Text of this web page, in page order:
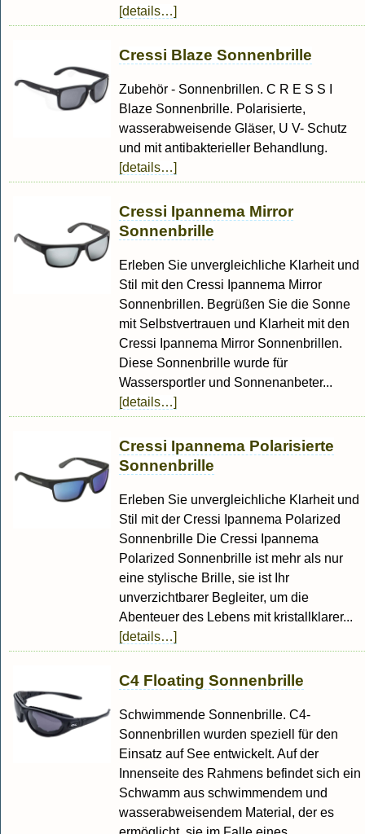
[details…]
Cressi Blaze Sonnenbrille
Zubehör - Sonnenbrillen. C R E S S I
Blaze Sonnenbrille. Polarisierte,
wasserabweisende Gläser, U V- Schutz
und mit antibakterieller Behandlung.
[details…]
Cressi Ipannema Mirror
Sonnenbrille
Erleben Sie unvergleichliche Klarheit und
Stil mit den Cressi Ipannema Mirror
Sonnenbrillen. Begrüßen Sie die Sonne
mit Selbstvertrauen und Klarheit mit den
Cressi Ipannema Mirror Sonnenbrillen.
Diese Sonnenbrille wurde für
Wassersportler und Sonnenanbeter...
[details…]
Cressi Ipannema Polarisierte
Sonnenbrille
Erleben Sie unvergleichliche Klarheit und
Stil mit der Cressi Ipannema Polarized
Sonnenbrille Die Cressi Ipannema
Polarized Sonnenbrille ist mehr als nur
eine stylische Brille, sie ist Ihr
unverzichtbarer Begleiter, um die
Abenteuer des Lebens mit kristallklarer...
[details…]
C4 Floating Sonnenbrille
Schwimmende Sonnenbrille. C4-
Sonnenbrillen wurden speziell für den
Einsatz auf See entwickelt. Auf der
Innenseite des Rahmens befindet sich ein
Schwamm aus schwimmendem und
wasserabweisendem Material, der es